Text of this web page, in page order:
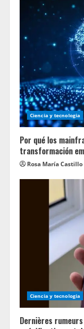
Ciencia y tecnologia
Por qué los
transformación
Rosa María Castillo
Ciencia y tecnologia
Dernières